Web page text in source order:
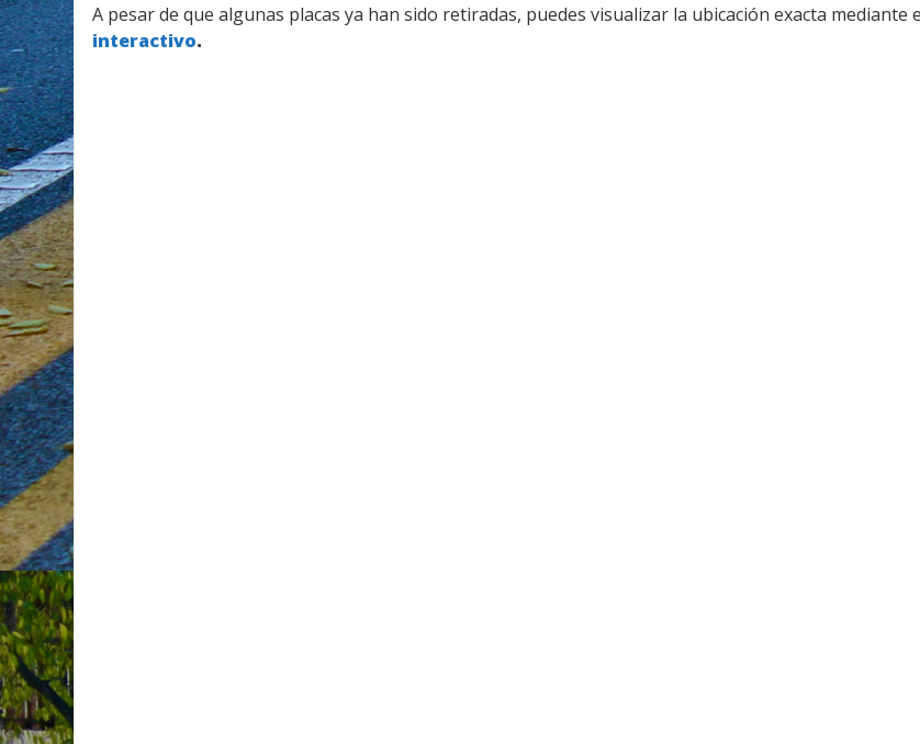
A pesar de que algunas placas ya han sido retiradas, puedes visualizar la ubicación exacta mediante
interactivo.